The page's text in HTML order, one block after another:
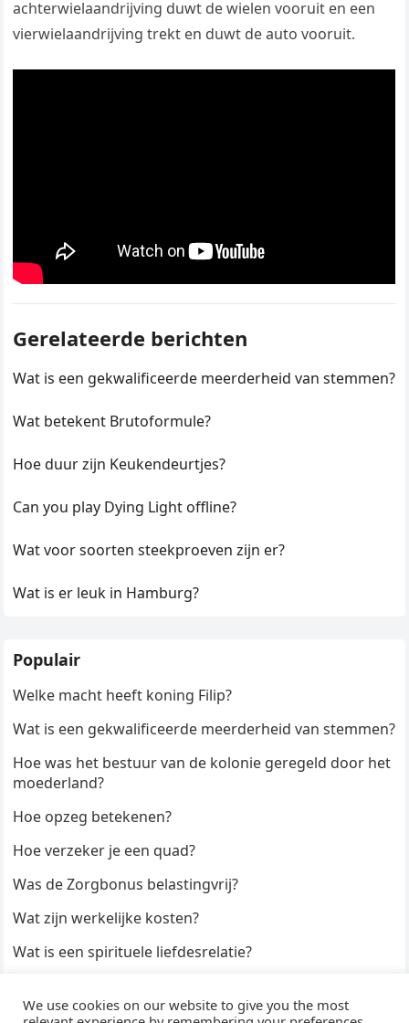
achterwielaandrijving duwt de wielen vooruit en een
vierwielaandrijving trekt en duwt de auto vooruit.
Gerelateerde berichten
Wat is een gekwalificeerde meerderheid van stemmen?
Wat betekent Brutoformule?
Hoe duur zijn Keukendeurtjes?
Can you play Dying Light offline?
Wat voor soorten steekproeven zijn er?
Wat is er leuk in Hamburg?
Populair
Welke macht heeft koning Filip?
Wat is een gekwalificeerde meerderheid van stemmen?
Hoe was het bestuur van de kolonie geregeld door het
moederland?
Hoe opzeg betekenen?
Hoe verzeker je een quad?
Was de Zorgbonus belastingvrij?
Wat zijn werkelijke kosten?
Wat is een spirituele liefdesrelatie?
We use cookies on our website to give you the most